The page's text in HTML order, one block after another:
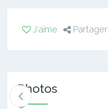
J'aime Partager
Photos